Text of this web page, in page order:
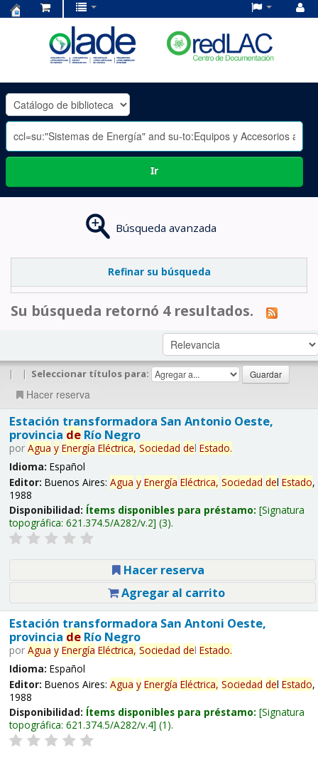
OLADE
-
Ir
Búsqueda avanzada
Refinar su búsqueda
Su búsqueda retornó 4 resultados.
| | Seleccionar títulos para:
Hacer reserva
Estación transformadora San Antonio Oeste,
provincia deRío Negro
por Agua y Energía Eléctrica, Sociedad del Estado.
Idioma: Español
Editor: Buenos Aires: Agua y Energía Eléctrica, Sociedad del Estado,
1988
Disponibilidad: Ítems disponibles para préstamo: Signatura
topográfica: 621.374.5/A282/v.2 (3).
Hacer reserva
Agregar al carrito
Estación transformadora San Antoni Oeste,
provincia deRío Negro
por Agua y Energía Eléctrica, Sociedad del Estado.
Idioma: Español
Editor: Buenos Aires: Agua y Energía Eléctrica, Sociedad del Estado,
1988
Disponibilidad: Ítems disponibles para préstamo: Signatura
topográfica: 621.374.5/A282/v.4 (1).